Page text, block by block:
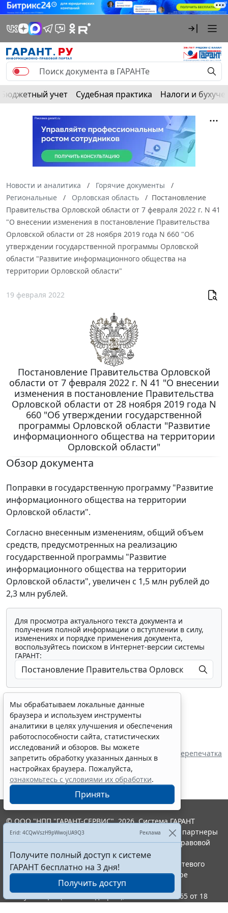
Бюджетный учет Судебная практика Налоги и
Новости и аналитика
Горячие документы
Региональные
Орловская область
Постановление
Правительства Орловской области от 7 февраля 2022 г. N 41
"О внесении изменения в постановление Правительства
Орловской области от 28 ноября 2019 года N 660 "Об
утверждении государственной программы Орловской
области "Развитие информационного общества на
территории Орловской области"
19 февраля 2022
Постановление Правительства Орловской
области от 7 февраля 2022 г. N 41 "О внесении
изменения в постановление Правительства
Орловской области от 28 ноября 2019 года N
660 "Об утверждении государственной
программы Орловской области "Развитие
информационного общества на территории
Орловской области"
Обзор документа
Поправки в государственную программу "Развитие
информационного общества на территории
Орловской области".
Согласно внесенным изменениям, общий объем
средств, предусмотренных на реализацию
государственной программы "Развитие
информационного общества на территории
Орловской области", увеличен с 1,5 млн рублей до
2,3 млн рублей.
Для просмотра актуального текста документа и
получения полной информации о вступлении в силу,
изменениях и порядке применения документа,
воспользуйтесь поиском в Интернет-версии системы
ГАРАНТ:
Показать все материалы
Источник:Правительство Орловской области Перепечатка
Мы обрабатываем локальные данные
браузера и используем инструменты
аналитики в целях улучшения и обеспечения
работоспособности сайта, статистических
исследований и обзоров. Вы можете
запретить обработку указанных данных в
настройках браузера. Пожалуйста,
ознакомьтесь с условиями их обработки.
Принять
Erid: 4CQwVszH9pWwojUA9Q3 Реклама
Получите полный доступ к системе
ГАРАНТ бесплатно на 3 дня!
Получить доступ
© ООО "НПП "ГАРАНТ-СЕРВИС", 2026. Система ГАРАНТ
выпускается с 1990 года. Компания "Гарант" и ее партнеры
являются участниками Российской ассоциации правовой
информации ГАРАНТ.
Портал ГАРАНТ.РУ зарегистрирован в качестве сетевого
издания Федеральной службой по надзору в сфере
связи,информационных технологий и массовых
коммуникаций (Роскомнадзором), Эл № ФС77-58365 от 18